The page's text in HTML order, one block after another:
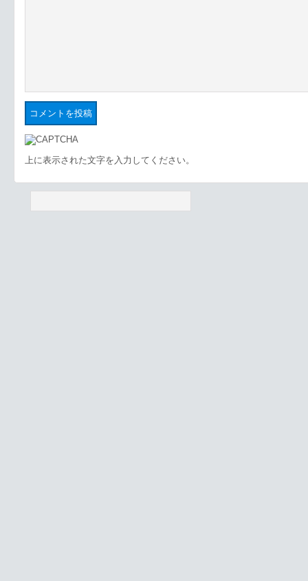
上に表示された文字を入力してください。